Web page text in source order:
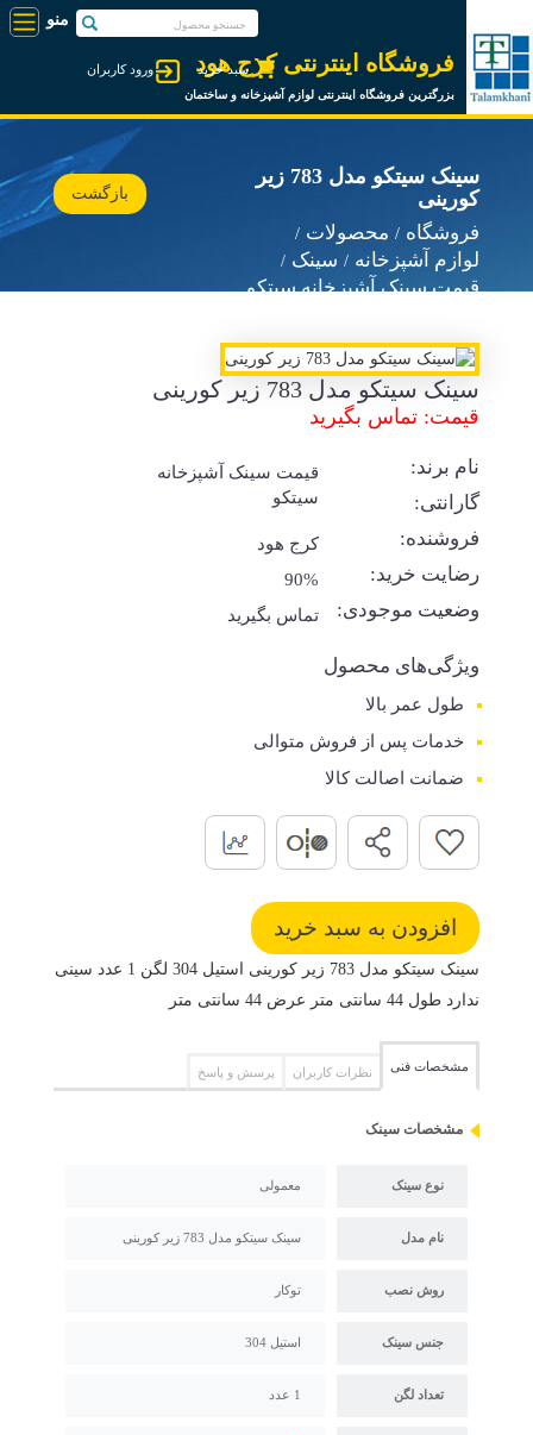
فروشگاه اینترنتی کرج هود
بزرگترین فروشگاه اینترنتی لوازم آشپزخانه و ساختمان
ورود کاربران سبد خرید
سینک سیتکو مدل 783 زیر
کورینی
فروشگاه
محصولات
لوازم آشپزخانه
سینک
قیمت سینک آشپزخانه سیتکو
بازگشت
سینک سیتکو مدل 783 زیر کورینی
قیمت: تماس بگیرید
نام برند:
قیمت سینک آشپزخانه
سیتکو
گارانتی:
فروشنده:
کرج هود
رضایت خرید: 90%
وضعیت موجودی: تماس بگیرید
ویژگی‌های محصول
طول عمر بالا
خدمات پس از فروش متوالی
ضمانت اصالت کالا
سینک سیتکو مدل 783 زیر کورینی استیل 304 لگن 1 عدد سینی
ندارد طول 44 سانتی متر عرض 44 سانتی متر
مشخصات فنی نظرات کاربران پرسش و پاسخ
مشخصات سینک
نوع سینک معمولی
نام مدل سینک سیتکو مدل 783 زیر کورینی
روش نصب توکار
جنس سینک استیل 304
تعداد لگن 1 عدد